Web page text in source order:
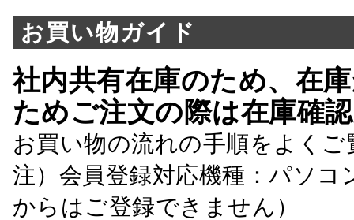
お買い物ガイド
社内共有在庫のため、在
ためご注文の際は在庫確
お買い物の流れの手順をよくご
注）会員登録対応機種：パソ
からはご登録できません）